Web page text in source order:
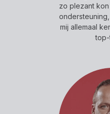
zo plezant
mij allemaal
top-